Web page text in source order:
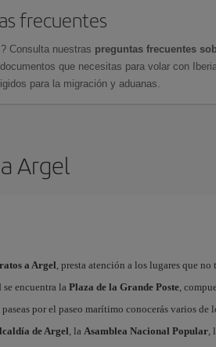
frecuentes
Consulta nuestras preguntas frecuentes
que necesitas para volar con
para la migración y aduanas.
Argel
a Argel, presta atención a los lugares que no
encuentra la Plaza de la Grande Poste,
por el paseo marítimo conocerás varios de
de Argel, la Asamblea Nacional Popular,